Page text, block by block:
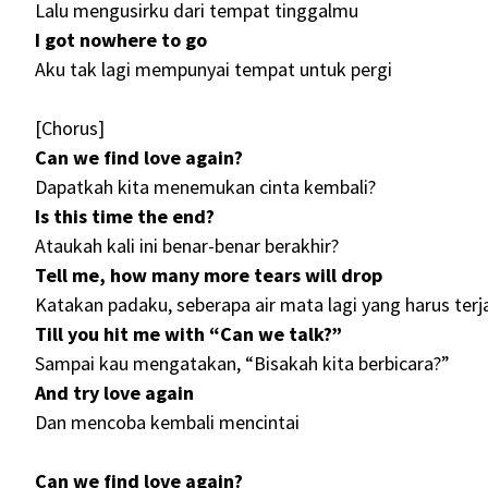
Lalu mengusirku dari tempat tinggalmu
I got nowhere to go
Aku tak lagi mempunyai tempat untuk pergi
[Chorus]
Can we find love again?
Dapatkah kita menemukan cinta kembali?
Is this time the end?
Ataukah kali ini benar-benar berakhir?
Tell me, how many more tears will drop
Katakan padaku, seberapa air mata lagi yang harus
Till you hit me with “Can we talk?”
Sampai kau mengatakan, “Bisakah kita berbicara?”
And try love again
Dan mencoba kembali mencintai
Can we find love again?